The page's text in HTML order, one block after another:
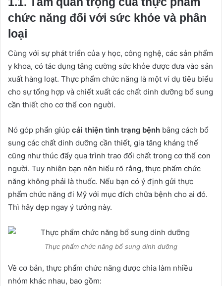
chức năng đối với sức khỏe và phân
loại
Cùng với sự phát triển của y học, công nghệ, các sản phẩm
y khoa, có tác dụng tăng cường sức khỏe được đưa vào sản
xuất hàng loạt. Thực phẩm chức năng là một ví dụ tiêu biểu
cho sự tổng hợp và chiết xuất các chất dinh dưỡng bổ sung
cần thiết cho cơ thể con người.
Nó góp phẩn giúp cải thiện tình trạng bệnh bằng cách bổ
sung các chất dinh dưỡng cần thiết, gia tăng kháng thể
cũng như thúc đẩy qua trình trao đổi chất trong cơ thể con
người. Tuy nhiên bạn nên hiểu rõ rằng, thực phẩm chức
năng không phải là thuốc. Nếu bạn có ý định gửi thực
phẩm chức năng đi Mỹ với mục đích chữa bệnh cho ai đó.
Thì hãy dẹp ngay ý tưởng này.
Thực phẩm chức năng bổ sung dinh dưỡng
Về cơ bản, thực phẩm chức năng được chia làm nhiều
nhóm khác nhau, bao gồm: